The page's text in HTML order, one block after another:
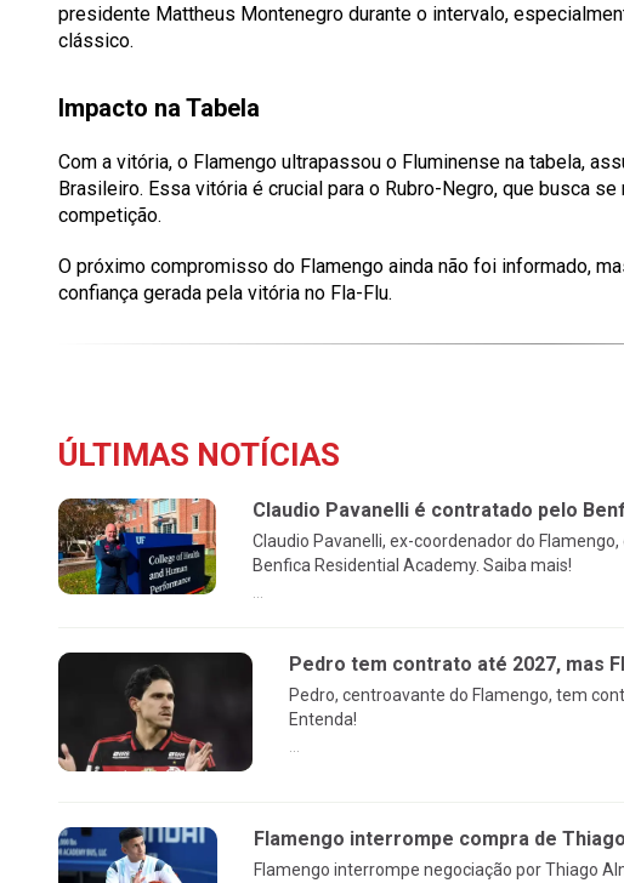
presidente Mattheus Montenegro durante o intervalo,
clássico.
Impacto na Tabela
Com a vitória, o Flamengo ultrapassou o Fluminense na tabela,
Brasileiro. Essa vitória é crucial para o Rubro-Negro, que busca
competição.
O próximo compromisso do Flamengo ainda não foi informado,
confiança gerada pela vitória no Fla-Flu.
ÚLTIMAS NOTÍCIAS
Claudio Pavanelli é contratado pelo
Claudio Pavanelli, ex-coordenador do
Benfica Residential Academy. Saiba mais!
...
Pedro tem contrato até 2027, mas
Pedro, centroavante do Flamengo, tem
Entenda!
...
Flamengo interrompe compra de
Flamengo interrompe negociação por Thiago